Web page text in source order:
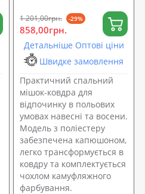
1 201,00грн. -29%
858,00грн.
Детальніше Оптові ціни
Швидке замовлення
Практичний спальний
мішок-ковдра для
відпочинку в польових
умовах навесні та восени.
Модель з поліестеру
забезпечена капюшоном,
легко трансформується в
ковдру та комплектується
чохлом камуфляжного
фарбування.